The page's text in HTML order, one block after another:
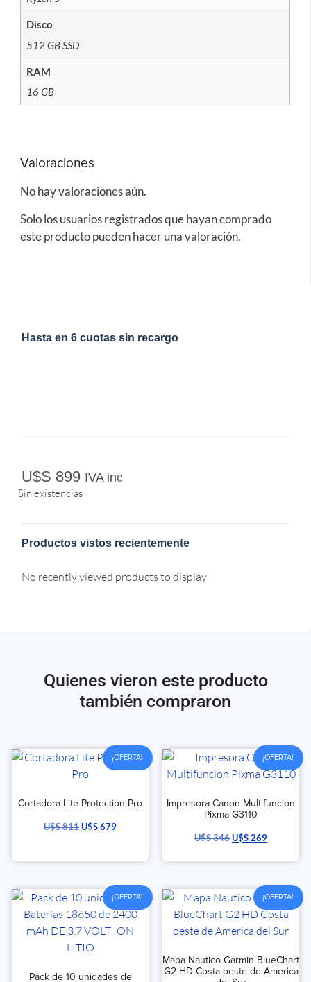
Disco
512 GB SSD
RAM
16 GB
Valoraciones
No hay valoraciones aún.
Solo los usuarios registrados que hayan comprado
este producto pueden hacer una valoración.
Hasta en 6 cuotas sin recargo
U$S 899 IVA inc
Sin existencias
Productos vistos recientemente
No recently viewed products to display
Quienes vieron este producto
también compraron
¡OFERTA!
Cortadora Lite Protection Pro
U$S811U$S679
¡OFERTA!
Impresora Canon Multifuncion
Pixma G3110
U$S346U$S269
¡OFERTA!
Pack de 10 unidades de
¡OFERTA!
Mapa Nautico Garmin BlueChart
G2 HD Costa oeste de America